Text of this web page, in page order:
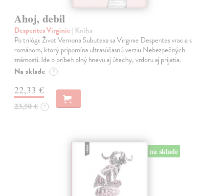
Ahoj, debil
Despentes Virginie | Kniha
Po trilógii Život Vernona Subutexa sa Virginie Despentes vracia s
románom, ktorý pripomína ultrasúčasnú verziu Nebezpečných
známostí. Ide o príbeh plný hnevu aj útechy, vzdoru aj prijatia.
Na sklade ?
22,33 €
23,50 € ?
na sklade